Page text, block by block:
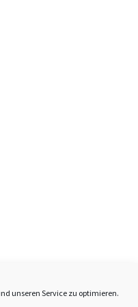
unseren Service zu optimieren.